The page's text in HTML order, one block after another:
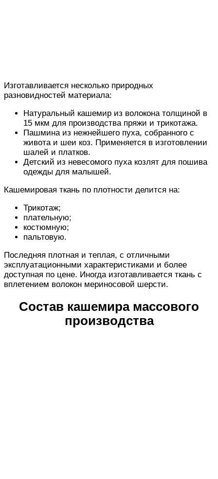
Изготавливается несколько природных
разновидностей материала:
Натуральный кашемир из волокона толщиной в
15 мкм для производства пряжи и трикотажа.
Пашмина из нежнейшего пуха, собранного с
живота и шеи коз. Применяется в изготовлении
шалей и платков.
Детский из невесомого пуха козлят для пошива
одежды для малышей.
Кашемировая ткань по плотности делится на:
Трикотаж;
плательную;
костюмную;
пальтовую.
Последняя плотная и теплая, с отличными
эксплуатационными характеристиками и более
доступная по цене. Иногда изготавливается ткань с
вплетением волокон мериносовой шерсти.
Состав кашемира массового
производства